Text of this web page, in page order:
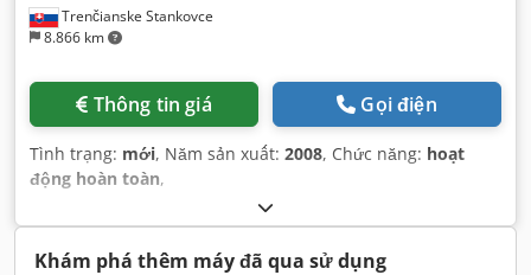
Trenčianske Stankovce
8.866 km
Thông tin giá Gọi điện
Tình trạng: mới, Năm sản xuất: 2008, Chức năng: hoạt
động hoàn toàn,
Khám phá thêm máy đã qua sử dụng